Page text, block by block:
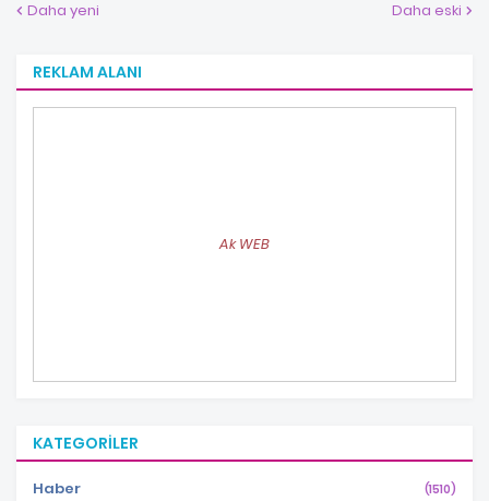
Daha yeni Daha eski
REKLAM ALANI
Ak WEB
KATEGORILER
Haber (1510)